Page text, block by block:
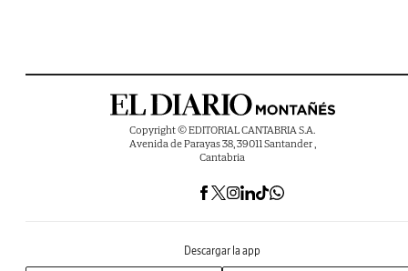
Copyright © EDITORIAL CANTABRIA S.A.
Avenida de Parayas 38, 39011 Santander ,
Cantabria
Descargar la app